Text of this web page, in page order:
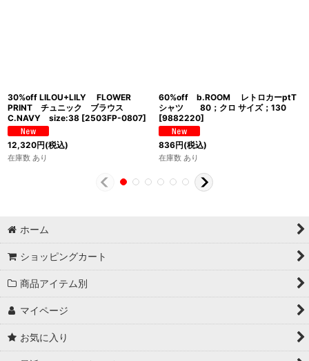
30%off LILOU+LILY FLOWER
PRINT チュニック ブラウス
C.NAVY size:38 [2503FP-0807]
12,320円(税込)
在庫数 あり
60%off b.ROOM レトロカーptT
シャツ 80；クロ サイズ；130
[9882220]
836円(税込)
在庫数 あり
ホーム
ショッピングカート
商品アイテム別
マイページ
お気に入り